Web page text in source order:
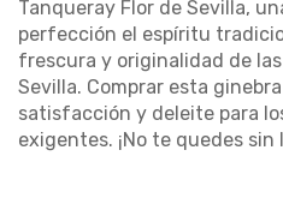
Tanqueray Flor de Sevilla,
perfección el espíritu
frescura y originalidad de
Sevilla. Comprar esta
satisfacción y deleite para
exigentes. ¡No te quedes sin